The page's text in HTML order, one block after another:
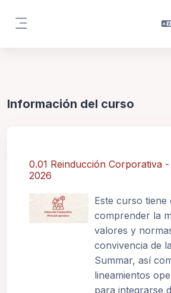
Información del curso
0.01 Reinducción Corporativa
2026
Este curso tiene
comprender la
valores y
convivencia de
Summar, así
lineamientos
para integrarse